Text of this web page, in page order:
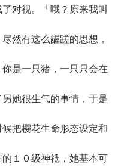
对视。「哦？原来我叫
然有这么龌蹉的思想，
是一只猪，一只只会在
她很生气的事情，于是
把樱花生命形态设定和
１０级神祗，她基本可